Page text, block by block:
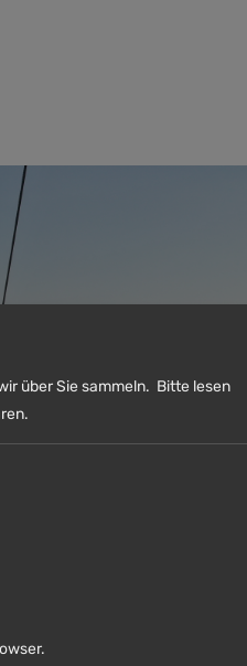
Imbergbahn einen
über Sie sammeln. Bitte lesen